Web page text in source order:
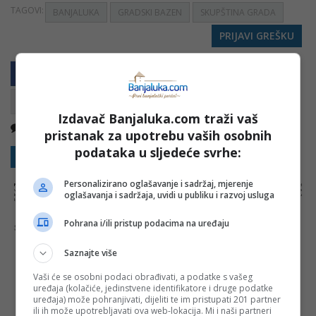
TAGOVI: BANJALUKA GRADSKI BAZEN SKUPŠTINA GRADA
PRIJAVI GREŠKU
Kopirati
Nema komentara
Sakrij sve komentare Prikaži komentare
NAPOMENA:
Komentari odražavaju stavove njihovih autora, a ne nužno i stavove internet portala Banjaluka.com. Molimo korisnike da se suzdrže od
vrijeđanja, psovanja i vulgarnog izražavanja. Portal Banjaluka.com zadržava pravo da obriše komentar bez najave i objašnjenja. Zbog velikog broja
komentara Banjaluka.com nije dužan obrisati sve komentare koji krše pravila. Kao čitalac takođe prihvatate mogućnost da među komentarima mogu
biti pronađeni sadržaji koji mogu biti u suprotnosti sa vašim vjerskim, moralnim i drugim načelima i uvjerenjima.
Šta mislite o ovoj temi?
Vaša e-mail adresa neće biti objavljena. Sva polja su
obavezna!
Izdavač Banjaluka.com traži vaš
pristanak za upotrebu vaših osobnih
podataka u sljedeće svrhe:
Personalizirano oglašavanje i sadržaj, mjerenje
oglašavanja i sadržaja, uvidi u publiku i razvoj usluga
Pohrana i/ili pristup podacima na uređaju
Saznajte više
Vaši će se osobni podaci obrađivati, a podatke s vašeg
uređaja (kolačiće, jedinstvene identifikatore i druge podatke
uređaja) može pohranjivati, dijeliti te im pristupati 201 partner
ili ih može upotrebljavati ova web-lokacija. Mi i naši partneri